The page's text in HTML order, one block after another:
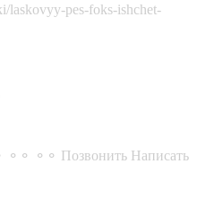
laskovyy-pes-foks-ishchet-
⚬⚬ ⚬⚬ Позвонить Написать